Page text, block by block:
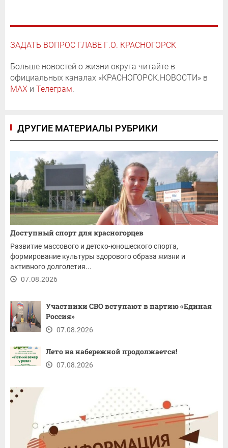
ЗАДАТЬ ВОПРОС ГЛАВЕ Г.О. КРАСНОГОРСК
Больше новостей о жизни округа читайте в
официальных каналах «КРАСНОГОРСК.НОВОСТИ» в
MAX и Телеграм.
ДРУГИЕ МАТЕРИАЛЫ РУБРИКИ
Доступный спорт для красногорцев
Развитие массового и детско-юношеского спорта,
формирование культуры здорового образа жизни и
активного долголетия...
07.08.2026
Участники СВО вступают в партию «Единая
Россия»
07.08.2026
Лето на набережной продолжается!
07.08.2026